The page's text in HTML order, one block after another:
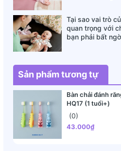
Tại sao vai trò
quan trọng với
bạn phải bất ngờ
Sản phẩm tương tự
Bàn chải đánh
HQ17 (1 tuổi+)
(0)
43.000₫